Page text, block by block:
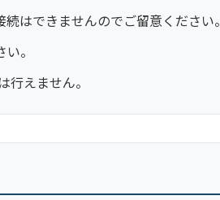
はできませんのでご留意ください。
。
えません。